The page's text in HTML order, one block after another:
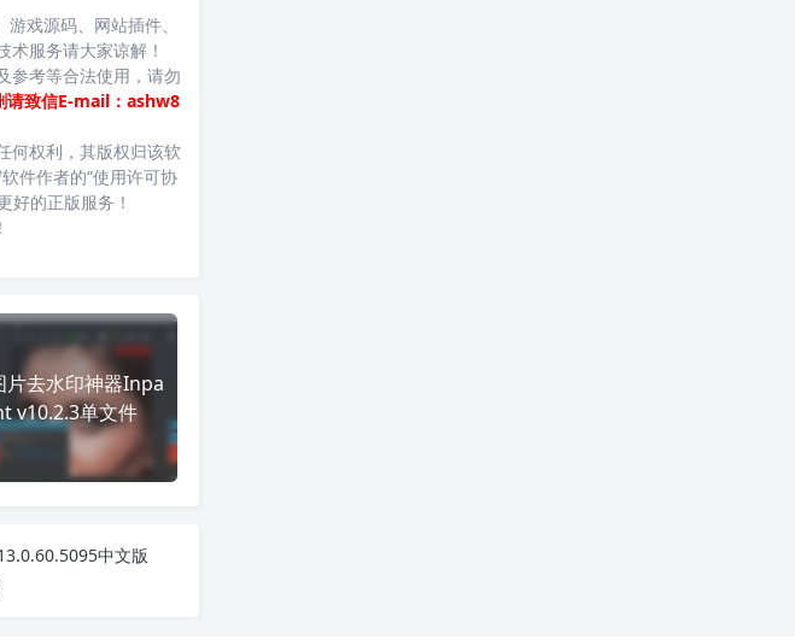
戏源码、网站插件、
服务请大家谅解！
参考等合法使用，请勿
请致信E-mail：ashw8
何权利，其版权归该软
件作者的“使用许可协
好的正版服务！
片去水印神器Inpa
v10.2.3单文件
中文版